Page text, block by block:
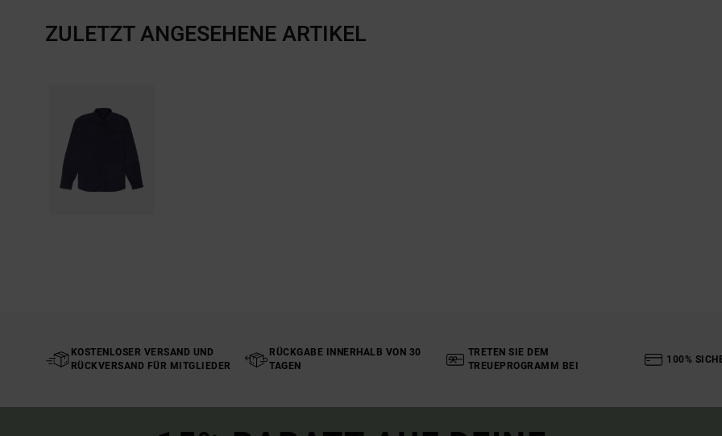
ZULETZT ANGESEHENE ARTIKEL
KOSTENLOSER VERSAND UND
RÜCKVERSAND FÜR MITGLIEDER
RÜCKGABE INNERHALB VON 30
TAGEN
TRETEN SIE DEM
TREUEPROGRAMM BEI
100%